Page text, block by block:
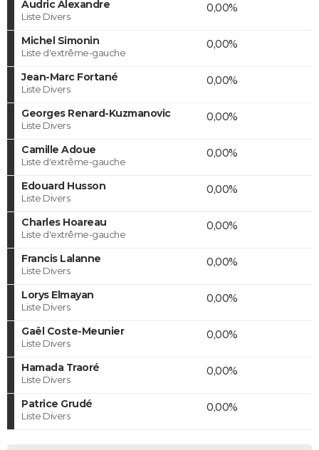
Audric Alexandre
Liste Divers
0,00%
Michel Simonin
Liste d'extrême-gauche
0,00%
Jean-Marc Fortané
Liste Divers
0,00%
Georges Renard-Kuzmanovic
Liste Divers
0,00%
Camille Adoue
Liste d'extrême-gauche
0,00%
Edouard Husson
Liste Divers
0,00%
Charles Hoareau
Liste d'extrême-gauche
0,00%
Francis Lalanne
Liste Divers
0,00%
Lorys Elmayan
Liste Divers
0,00%
Gaël Coste-Meunier
Liste Divers
0,00%
Hamada Traoré
Liste Divers
0,00%
Patrice Grudé
Liste Divers
0,00%